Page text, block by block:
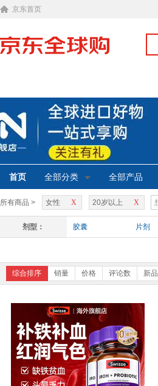
京东首页
首页 全部分类 全部产品
所有商品 > X
女性 X
20岁以上
剂型： 胶囊 片剂
综合排序 销量 价格 评论数 新品